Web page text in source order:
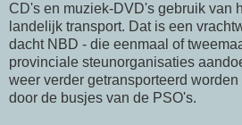
CD's en muziek-DVD's gebruik van
landelijk transport. Dat is een
dacht NBD - die eenmaal of
provinciale steunorganisaties
weer verder getransporteerd
door de busjes van de PSO's.